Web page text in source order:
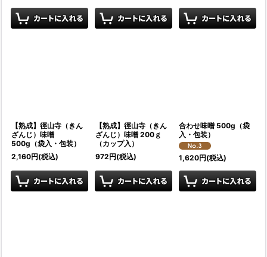
【熟成】徑山寺（きん
ざんじ）味噌
500g（袋入・包装）
2,160円(税込)
【熟成】徑山寺（きん
ざんじ）味噌 200ｇ
（カップ入）
972円(税込)
合わせ味噌 500g（袋
入・包装）
1,620円(税込)